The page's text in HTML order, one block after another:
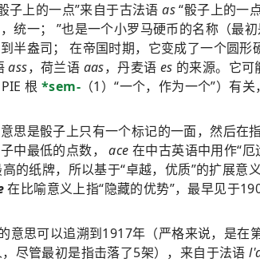
子上的一点”来自于古法语as“骰子上的一
统一； ”也是一个小罗马硬币的名称（最
半盎司； 在帝国时期，它变成了一个圆
ass，荷兰语 aas，丹麦语 es 的来源。它
根 *sem- （1）“一个，作为一个”）有
思是骰子上只有一个标记的一面，然后在
中最低的点数，ace 在中古英语中用作“厄
的纸牌，所以基于“卓越，优质”的扩展意
在比喻意义上指“隐藏的优势”，最早见于
意思可以追溯到1917年（严格来说，是在
尽管最初是指击落了5架），来自于法语